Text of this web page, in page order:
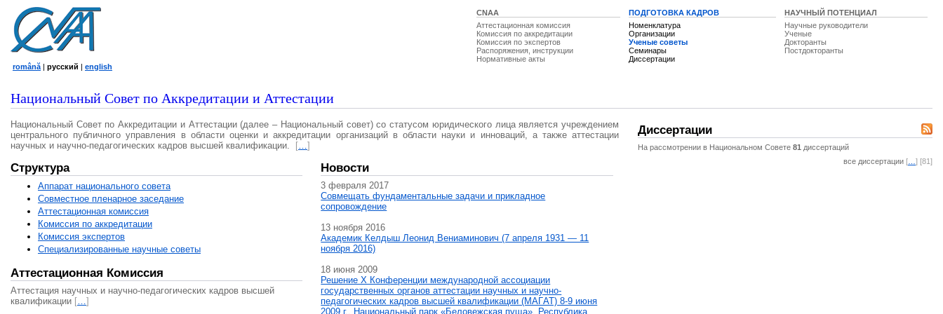
CNAA
Аттестационная комиссия
Комиссия по аккредитации
Комиссия по экспертов
Распоряжения, инструкции
Нормативные акты
ПОДГОТОВКА КАДРОВ
Номенклатура
Организации
Ученые советы
Семинары
Диссертации
НАУЧНЫЙ ПОТЕНЦИАЛ
Научные руководители
Ученые
Докторанты
Постдокторанты
română | русский | english
Национальный Совет по Аккредитации и Аттестации
Национальный Совет по Аккредитации и Аттестации (далее – Национальный совет) со статусом юридического лица является учреждением
центрального публичного управления в области оценки и аккредитации организаций в области науки и инноваций, а также аттестации
научных и научно-педагогических кадров высшей квалификации.
[…]
Структура
Аппарат национального совета
Совместное пленарное заседание
Аттестационная комисcия
Комиссия по аккредитации
Комиссия экспертов
Специализированные научные советы
Аттестационная Комиссия
Аттестация научных и научно-педагогических кадров высшей
квалификации […]
Новости
3 февраля 2017
Совмещать фундаментальные задачи и прикладное
сопровождение
13 ноября 2016
Академик Келдыш Леонид Вениаминович (7 апреля 1931 — 11
ноября 2016)
18 июня 2009
Решение X Конференции международной ассоциации
государственных органов аттестации научных и научно-
педагогических кадров высшей квалификации (МАГAT) 8-9 июня
2009 г., Национальный парк «Беловежская пуща», Республика
Диссертации
На рассмотрении в Национальном Совете 81 диссертаций
все диссертации [ ] [81]